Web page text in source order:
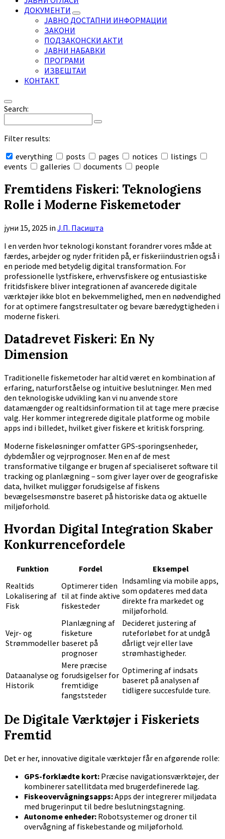
ДОКУМЕНТИ
ЈАВНО ДОСТАПНИ ИНФОРМАЦИИ
ЗАКОНИ
ПОДЗАКОНСКИ АКТИ
ЈАВНИ НАБАВКИ
ПРОГРАМИ
ИЗВЕШТАИ
КОНТАКТ
Search:
Filter results:
everything
posts pages notices
listings
events
galleries documents people
search
Fremtidens Fiskeri: Teknologiens
Rolle i Moderne Fiskemetoder
јуни 15, 2025 in Ј.П. Пасишта
I en verden hvor teknologi konstant forandrer vores måde at
færdes, arbejder og nyder fritiden på, er fiskeriindustrien også i
en periode med betydelig digital transformation. For
professionelle lystfiskere, erhvervsfiskere og entusiastiske
fritidsfiskere bliver integrationen af avancerede digitale
værktøjer ikke blot en bekvemmelighed, men en nødvendighed
for at optimere fangstresultater og bevare bæredygtigheden i
moderne fiskeri.
Datadrevet Fiskeri: En Ny
Dimension
Traditionelle fiskemetoder har altid været en kombination af
erfaring, naturforståelse og intuitive beslutninger. Men med
den teknologiske udvikling kan vi nu anvende store
datamængder og realtidsinformation til at tage mere præcise
valg. Her kommer integrerede digitale platforme og mobile
apps ind i billedet, hvilket giver fiskere et kritisk forspring.
Moderne fiskeløsninger omfatter GPS-sporingsenheder,
dybdemåler og vejrprognoser. Men en af de mest
transformative tilgange er brugen af specialiseret software til
tracking og planlægning – som giver layer over de geografiske
data, hvilket muliggør forudsigelse af fiskens
bevægelsesmønstre baseret på historiske data og aktuelle
miljøforhold.
Hvordan Digital Integration Skaber
Konkurrencefordele
Funktion Fordel
Eksempel
Realtids
Lokalisering af
Fisk
Optimerer tiden
til at finde aktive
fiskesteder
Indsamling via mobile apps,
som opdateres med data
direkte fra markedet og
miljøforhold.
Vejr- og
Strømmodeller
Planlægning af
fisketure
baseret på
prognoser
Decideret justering af
ruteforløbet for at undgå
dårligt vejr eller lave
strømhastigheder.
Dataanalyse og
Historik
Mere præcise
forudsigelser for
fremtidige
fangststeder
Optimering af indsats
baseret på analysen af
tidligere succesfulde ture.
De Digitale Værktøjer i Fiskeriets
Fremtid
Det er her, innovative digitale værktøjer får en afgørende rolle:
GPS-forklædte kort: Præcise navigationsværktøjer, der
kombinerer satellitdata med brugerdefinerede lag.
Fiskeovervågningsapps:Apps der integrerer miljødata
med brugerinput til bedre beslutningstagning.
Autonome enheder: Robotsystemer og droner til
overvågning af fiskebestande og miljøforhold.